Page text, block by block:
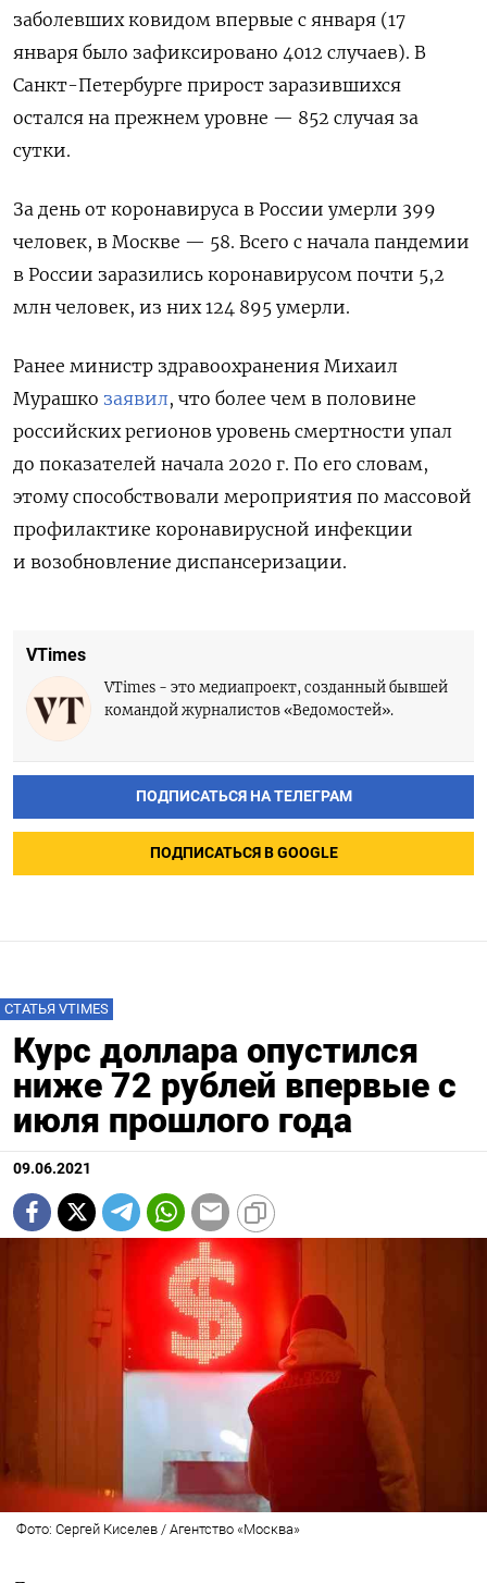
заболевших ковидом впервые с января (17
января было зафиксировано 4012 случаев). В
Санкт-Петербурге прирост заразившихся
остался на прежнем уровне — 852 случая за
сутки.
За день от коронавируса в России умерли 399
человек, в Москве — 58. Всего с начала пандемии
в России заразились коронавирусом почти 5,2
млн человек, из них 124 895 умерли.
Ранее министр здравоохранения Михаил
Мурашко заявил, что более чем в половине
российских регионов уровень смертности упал
до показателей начала 2020 г. По его словам,
этому способствовали мероприятия по массовой
профилактике коронавирусной инфекции
и возобновление диспансеризации.
VTimes
VTimes - это медиапроект, созданный бывшей
командой журналистов «Ведомостей».
ПОДПИСАТЬСЯ НА ТЕЛЕГРАМ
ПОДПИСАТЬСЯ В GOOGLE
СТАТЬЯ VTIMES
Курс доллара опустился
ниже 72 рублей впервые с
июля прошлого года
09.06.2021
Фото: Сергей Киселев / Агентство «Москва»